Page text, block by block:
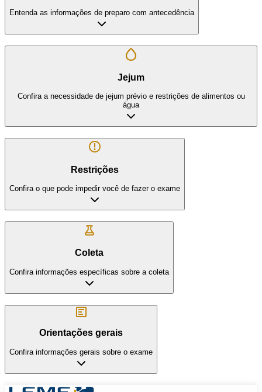
Entenda as informações de preparo com antecedência
Jejum
Confira a necessidade de jejum prévio e restrições de alimentos ou
água
Restrições
Confira o que pode impedir você de fazer o exame
Coleta
Confira informações específicas sobre a coleta
Orientações gerais
Confira informações gerais sobre o exame